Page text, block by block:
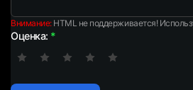
Внимание:HTML не поддерживается!
Оценка: